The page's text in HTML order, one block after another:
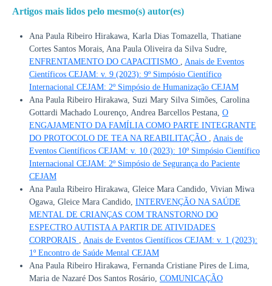
Artigos mais lidos pelo mesmo(s) autor(es)
Ana Paula Ribeiro Hirakawa, Karla Dias Tomazella, Thatiane
Cortes Santos Morais, Ana Paula Oliveira da Silva Sudre,
ENFRENTAMENTO DO CAPACITISMO , Anais de Eventos
Científicos CEJAM: v. 9 (2023): 9º Simpósio Científico
Internacional CEJAM: 2º Simpósio de Humanização CEJAM
Ana Paula Ribeiro Hirakawa, Suzi Mary Silva Simões, Carolina
Gottardi Machado Lourenço, Andrea Barcellos Pestana, O
ENGAJAMENTO DA FAMÍLIA COMO PARTE INTEGRANTE
DO PROTOCOLO DE TEA NA REABILITAÇÃO , Anais de
Eventos Científicos CEJAM: v. 10 (2023): 10º Simpósio Científico
Internacional CEJAM: 2º Simpósio de Segurança do Paciente
CEJAM
Ana Paula Ribeiro Hirakawa, Gleice Mara Candido, Vivian Miwa
Ogawa, Gleice Mara Candido, INTERVENÇÃO NA SAÚDE
MENTAL DE CRIANÇAS COM TRANSTORNO DO
ESPECTRO AUTISTA A PARTIR DE ATIVIDADES
CORPORAIS , Anais de Eventos Científicos CEJAM: v. 1 (2023):
1º Encontro de Saúde Mental CEJAM
Ana Paula Ribeiro Hirakawa, Fernanda Cristiane Pires de Lima,
Maria de Nazaré Dos Santos Rosário, COMUNICAÇÃO